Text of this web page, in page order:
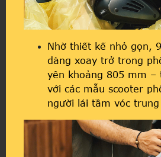
Nhờ thiết kế nhỏ gọn,
dàng xoay trở trong
yên khoảng 805 mm –
với các mẫu scooter
người lái tầm vóc